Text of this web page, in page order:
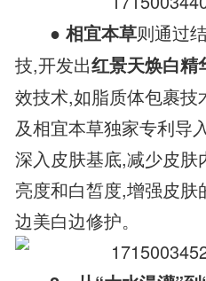
●相宜本草则通过
技,开发出红景天焕白精
效技术,如脂质体包裹
及相宜本草独家专利导
深入皮肤基底,减少皮
亮度和白皙度,增强皮
边美白边修护。